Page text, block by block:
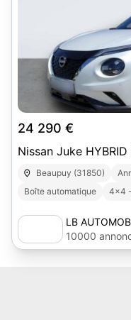
24 290 €
Nissan Juke HYBRID
Beaupuy (31850)
Boîte automatique
4x4
LB
10000